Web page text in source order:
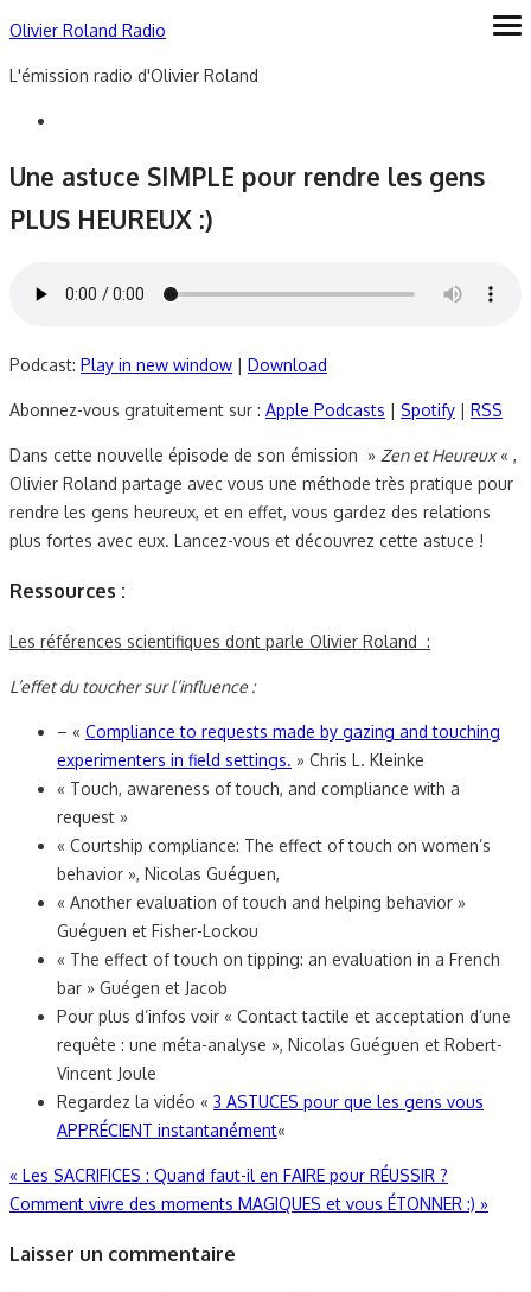
Skip
content
Olivier Roland Radio
L'émission radio d'Olivier Roland
Une astuce SIMPLE pour rendre les gens
PLUS HEUREUX :)
Podcast: Play in new window | Download
Abonnez-vous gratuitement sur : Apple Podcasts | Spotify | RSS
Dans cette nouvelle épisode de son émission » Zen et Heureux« ,
Olivier Roland partage avec vous une méthode très pratique pour
rendre les gens heureux, et en effet, vous gardez des relations
plus fortes avec eux. Lancez-vous et découvrez cette astuce !
Ressources :
Les références scientifiques dont parle Olivier Roland :
L’effet du toucher sur l’influence :
– « Compliance to requests made by gazing and touching
experimenters in field settings. » Chris L. Kleinke
« Touch, awareness of touch, and compliance with a
request »
« Courtship compliance: The effect of touch on women’s
behavior », Nicolas Guéguen,
« Another evaluation of touch and helping behavior »
Guéguen et Fisher-Lockou
« The effect of touch on tipping: an evaluation in a French
bar » Guégen et Jacob
Pour plus d’infos voir « Contact tactile et acceptation d’une
requête : une méta-analyse », Nicolas Guéguen et Robert-
Vincent Joule
Regardez la vidéo « 3 ASTUCES pour que les gens vous
APPRÉCIENT instantanément«
Navigation
de
l’article
« Les SACRIFICES : Quand faut-il en FAIRE pour RÉUSSIR ?
Comment vivre des moments MAGIQUES et vous ÉTONNER :) »
Laisser un commentaire